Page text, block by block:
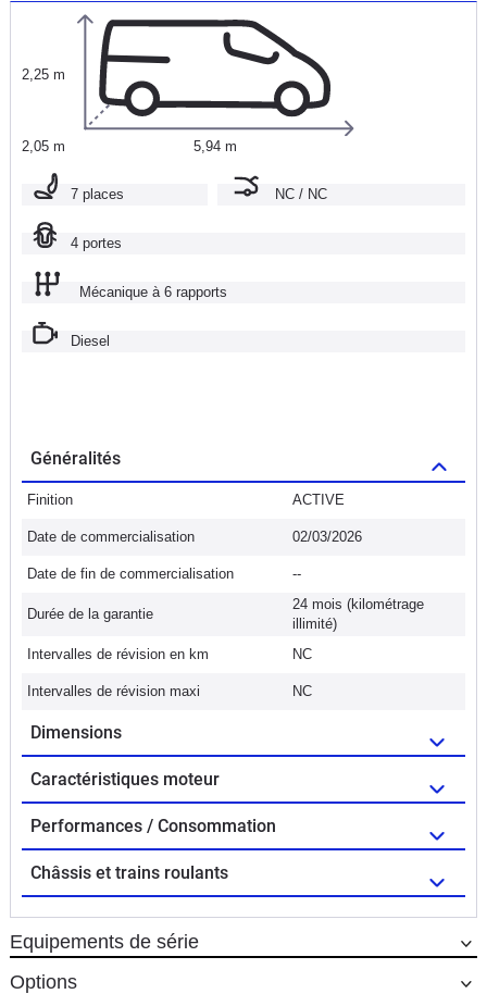
2,25 m
2,05 m 5,94 m
7 places NC / NC
4 portes
Mécanique à 6 rapports
Diesel
Généralités
Finition ACTIVE
Date de commercialisation 02/03/2026
Date de fin de commercialisation --
Durée de la garantie
24 mois (kilométrage
illimité)
Intervalles de révision en km
NC
Intervalles de révision maxi NC
Dimensions
Caractéristiques moteur
Performances / Consommation
Châssis et trains roulants
Equipements de série
Options